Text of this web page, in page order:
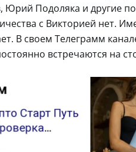
Юрий Подоляка и другие
с Викторией нет.
В своем Телеграмм
встречаются на